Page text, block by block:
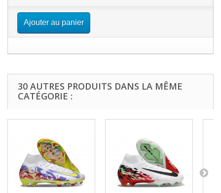
Ajouter au panier
30 AUTRES PRODUITS DANS LA MÊME
CATÉGORIE :